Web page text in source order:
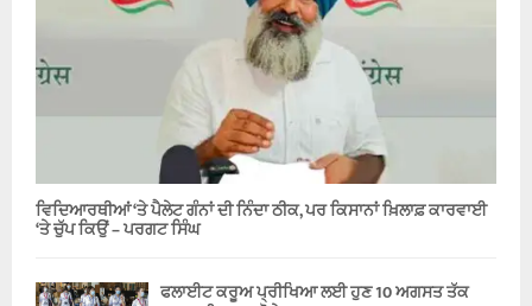
ਵਿਦਿਆਰਥੀਆਂ ‘ਤੇ ਪੈਲੇਟ ਗੰਨਾਂ ਦੀ ਨਿੰਦਾ ਠੀਕ, ਪਰ ਕਿਸਾਨਾਂ ਖ਼ਿਲਾਫ਼ ਕਾਰਵਾਈ
‘ਤੇ ਚੁੱਪ ਕਿਉਂ – ਪਰਗਟ ਸਿੰਘ
ਫਲਾਈਟ ਕਰੂਅ ਪ੍ਰੀਖਿਆ ਲਈ ਹੁਣ 10 ਅਗਸਤ ਤੱਕ